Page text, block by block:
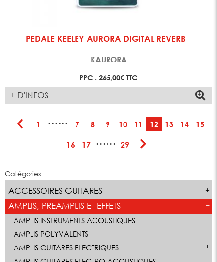
Catégories
ACCESSOIRES GUITARES
AMPLIS, PREAMPLIS ET EFFETS
AMPLIS INSTRUMENTS ACOUSTIQUES
AMPLIS POLYVALENTS
AMPLIS GUITARES ELECTRIQUES
PEDALE KEELEY AURORA DIGITAL REVERB
KAURORA
PPC : 265,00€ TTC
+ D'INFOS
1 ······ 7 8 9 10 11 12 13 14 15
16 17 ······ 29